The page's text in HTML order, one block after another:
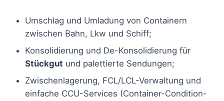
Umschlag und Umladung von Containern
zwischen Bahn, Lkw und Schiff;
Konsolidierung und De-Konsolidierung für
Stückgut und palettierte Sendungen;
Zwischenlagerung, FCL/LCL-Verwaltung und
einfache CCU-Services (Container-Condition-